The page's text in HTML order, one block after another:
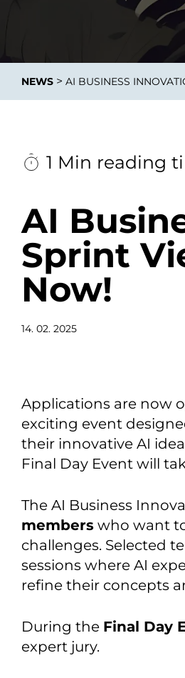
NEWS > AI BUSINESS
1 Min reading
AI
Sprint
Now!
14. 02. 2025
Applications are now
exciting event
their innovative AI
Final Day Event will
The AI Business
members who want
challenges. Selected
sessions where AI
refine their concepts
During the Final Day
expert jury.